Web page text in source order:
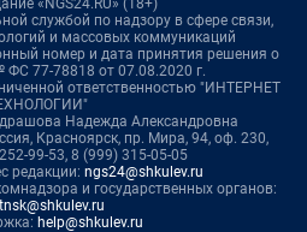
«NGS24.RU» (18+)
службой по надзору в сфере связи,
и массовых коммуникаций
номер и дата принятия решения о
ФС 77-78818 от 07.08.2020 г.
ответственностью "ИНТЕРНЕТ
Надежда Александровна
Красноярск, пр. Мира, 94, оф. 230,
99-53, 8 (999) 315-05-05
редакции: ngs24@shkulev.ru
и государственных органов:
help@shkulev.ru